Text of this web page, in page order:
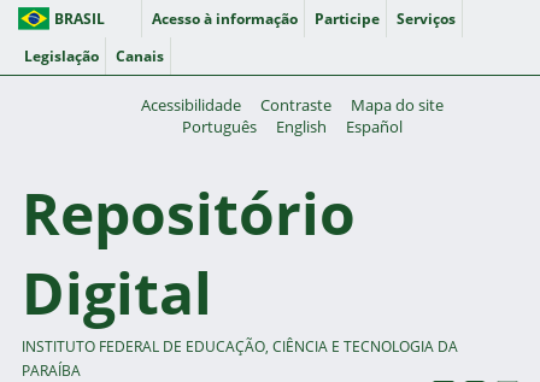
BRASIL Acesso à informação Participe
Serviços
Legislação
Canais
Acessibilidade Contraste
Mapa do site
Português
English Español
Repositório
Digital
INSTITUTO FEDERAL DE EDUCAÇÃO, CIÊNCIA E TECNOLOGIA DA
PARAÍBA